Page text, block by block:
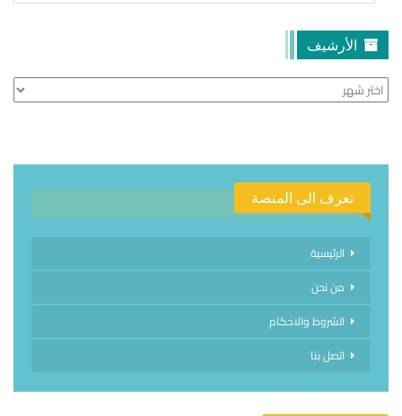
الأرشيف
الأرشيف
تعرف الى المنصة
الرئيسية
من نحن
الشروط والاحكام
اتصل بنا